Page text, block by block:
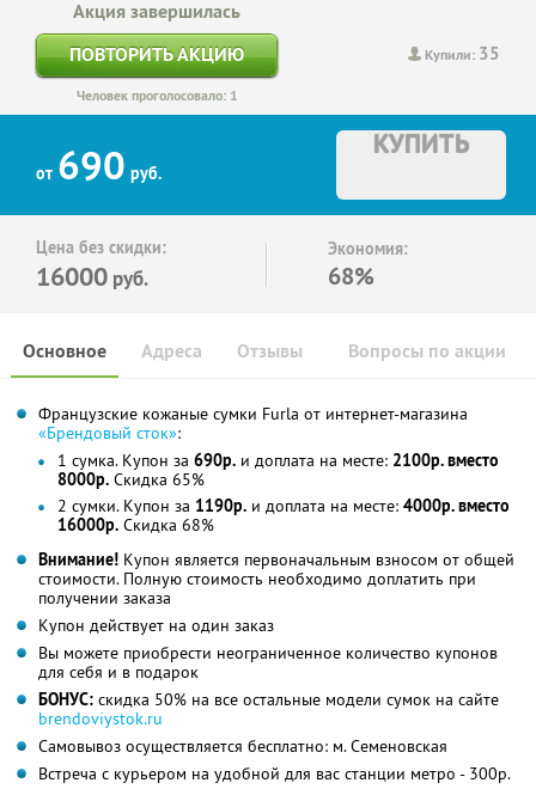
Купили: 35
Акция завершилась
ПОВТОРИТЬ АКЦИЮ
Человек проголосовало: 1
от 690 руб.
КУПИТЬ
Цена без скидки:
16000 руб.
Экономия:
68%
Основное Отзывы Вопросы по акции
Адреса
Французские кожаные сумки Furla от интернет-магазина
«Брендовый сток»:
1 сумка. Купон за 690р. и доплата на месте: 2100р. вместо
8000р. Скидка 65%
2 сумки. Купон за 1190р. и доплата на месте: 4000р. вместо
16000р. Скидка 68%
Внимание! Купон является первоначальным взносом от общей
стоимости. Полную стоимость необходимо доплатить при
получении заказа
Купон действует на один заказ
Вы можете приобрести неограниченное количество купонов
для себя и в подарок
БОНУС: скидка 50% на все остальные модели сумок на сайте
brendoviystok.ru
Самовывоз осуществляется бесплатно: м. Семеновская
Встреча с курьером на удобной для вас станции метро - 300р.